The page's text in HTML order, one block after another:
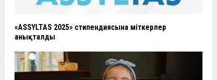
«ASSYLTAS 2025» стипендиясына үміткерлер
анықталды